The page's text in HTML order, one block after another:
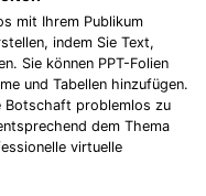
mit Ihrem Publikum
indem Sie Text,
Sie können PPT-Folien
und Tabellen hinzufügen.
Botschaft problemlos zu
dem Thema
virtuelle